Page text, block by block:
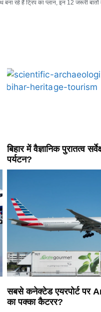
बिहार में वैज्ञानिक पुरातत्व
पर्यटन?
सबसे कनेक्टेड एयरपोर्ट पर
का पक्का कैटरर?